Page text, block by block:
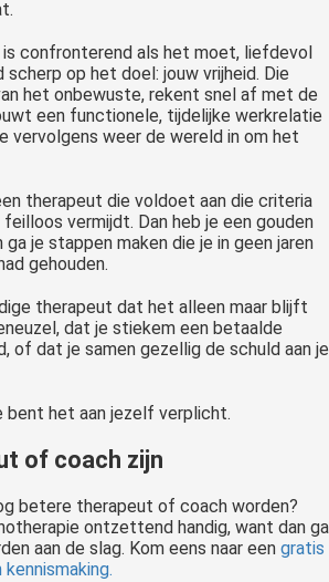
confronterend als het moet, liefdevol
scherp op het doel: jouw vrijheid. Die
het onbewuste, rekent snel af met de
een functionele, tijdelijke werkrelatie
vervolgens weer de wereld in om het
therapeut die voldoet aan die criteria
vermijdt. Dan heb je een gouden
je stappen maken die je in geen jaren
gehouden.
therapeut dat het alleen maar blijft
dat je stiekem een betaalde
of dat je samen gezellig de schuld aan je
bent het aan jezelf verplicht.
of coach zijn
betere therapeut of coach worden?
ontzettend handig, want dan ga
aan de slag. Kom eens naar een gratis